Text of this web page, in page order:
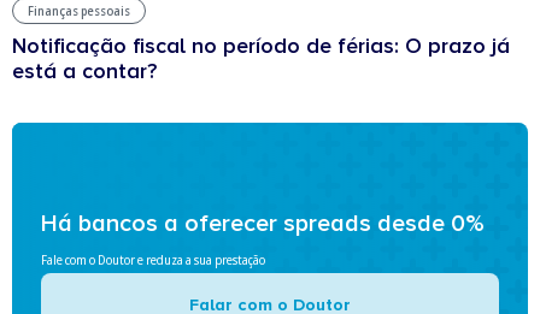
Finanças pessoais
Notificação fiscal no período de férias: O prazo já
está a contar?
Há bancos a oferecer spreads desde 0%
Fale com o Doutor e reduza a sua prestação
Falar com o Doutor